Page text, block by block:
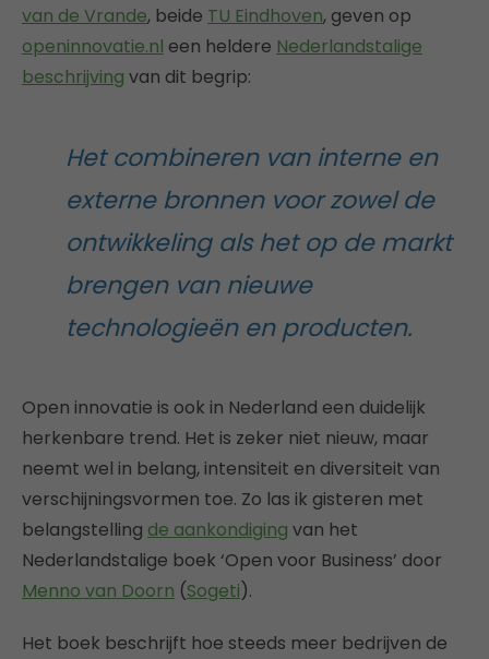
van de Vrande, beide TU Eindhoven, geven op
openinnovatie.nl een heldere Nederlandstalige
beschrijving van dit begrip:
Het combineren van interne en
externe bronnen voor zowel de
ontwikkeling als het op de markt
brengen van nieuwe
technologieën en producten.
Open innovatie is ook in Nederland een duidelijk
herkenbare trend. Het is zeker niet nieuw, maar
neemt wel in belang, intensiteit en diversiteit van
verschijningsvormen toe. Zo las ik gisteren met
belangstelling de aankondiging van het
Nederlandstalige boek ‘Open voor Business’ door
Menno van Doorn (Sogeti).
Het boek beschrijft hoe steeds meer bedrijven de